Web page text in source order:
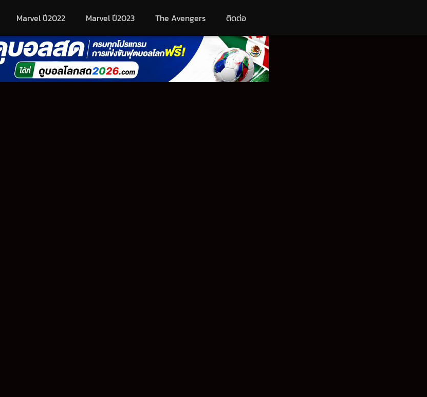
Marvel ปี2022 Marvel ปี2023 The Avengers ติดต่อ